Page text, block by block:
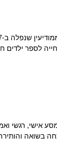
לאחר מפגש עם אימה
לספר ילדים
אישי, רגשי
בשואה